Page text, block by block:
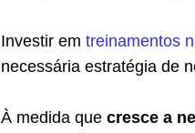
Investir em treinamentos
necessária estratégia de
À medida que cresce a